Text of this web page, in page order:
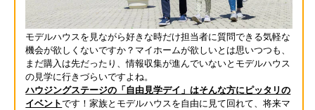
モデルハウスを見ながら好きな時だけ担当者に質問できる気軽な
機会が欲しくないですか？マイホームが欲しいとは思いつつも、
まだ購入は先だったり、情報収集が進んでいないとモデルハウス
の見学に行きづらいですよね。
ハウジングステージの「自由見学デイ」はそんな方にピッタリの
イベントです！家族とモデルハウスを自由に見て回れて、将来マ